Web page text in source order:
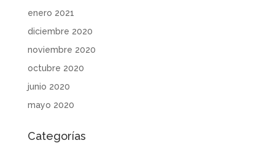
enero 2021
diciembre 2020
noviembre 2020
octubre 2020
junio 2020
mayo 2020
Categorías